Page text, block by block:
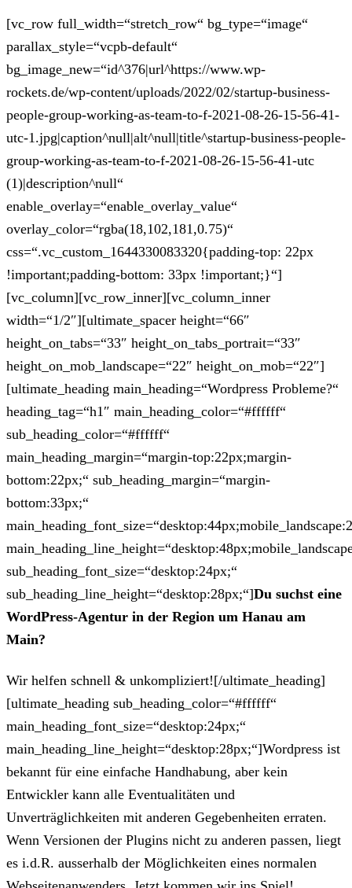
[vc_row full_width=“stretch_row“ bg_type=“image“
parallax_style=“vcpb-default“
bg_image_new=“id^376|url^https://www.wp-
rockets.de/wp-content/uploads/2022/02/startup-business-
people-group-working-as-team-to-f-2021-08-26-15-56-41-
utc-1.jpg|caption^null|alt^null|title^startup-business-people-
group-working-as-team-to-f-2021-08-26-15-56-41-utc
(1)|description^null“
enable_overlay=“enable_overlay_value“
overlay_color=“rgba(18,102,181,0.75)“
css=“.vc_custom_1644330083320{padding-top: 22px
!important;padding-bottom: 33px !important;}“]
[vc_column][vc_row_inner][vc_column_inner
width=“1/2″][ultimate_spacer height=“66″
height_on_tabs=“33″ height_on_tabs_portrait=“33″
height_on_mob_landscape=“22″ height_on_mob=“22″]
[ultimate_heading main_heading=“Wordpress Probleme?“
heading_tag=“h1″ main_heading_color=“#ffffff“
sub_heading_color=“#ffffff“
main_heading_margin=“margin-top:22px;margin-
bottom:22px;“ sub_heading_margin=“margin-
bottom:33px;“
sub_heading_font_size=“desktop:24px;“
sub_heading_line_height=“desktop:28px;“]Du suchst eine
WordPress-Agentur in der Region um Hanau am
Main?
Wir helfen schnell & unkompliziert![/ultimate_heading]
[ultimate_heading sub_heading_color=“#ffffff“
main_heading_font_size=“desktop:24px;“
main_heading_line_height=“desktop:28px;“]Wordpress ist
bekannt für eine einfache Handhabung, aber kein
Entwickler kann alle Eventualitäten und
Unverträglichkeiten mit anderen Gegebenheiten erraten.
Wenn Versionen der Plugins nicht zu anderen passen, liegt
es i.d.R. ausserhalb der Möglichkeiten eines normalen